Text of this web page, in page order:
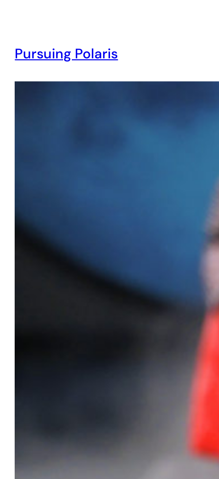
Pursuing Polaris